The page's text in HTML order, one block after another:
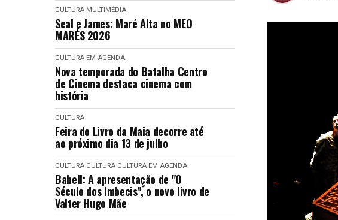
CULTURA MULTIMÉDIA
Seal e James: Maré Alta no MEO
MARÉS 2026
CULTURA EM AGENDA
Nova temporada do Batalha Centro
de Cinema destaca cinema com
história
CULTURA
Feira do Livro da Maia decorre até
ao próximo dia 13 de julho
CULTURA CULTURA CULTURA EM AGENDA
Babell: A apresentação de "O
Século dos Imbecis", o novo livro de
Valter Hugo Mãe